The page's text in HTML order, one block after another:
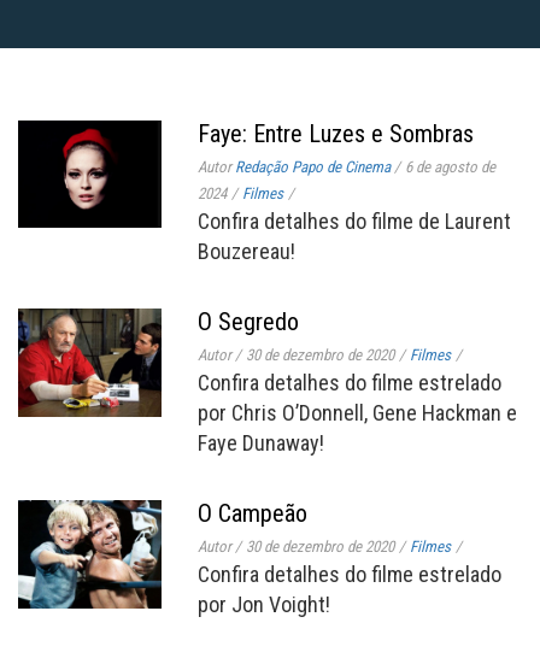
Faye: Entre Luzes e Sombras
AutorRedação Papo de Cinema / 6 de agosto de
2024 / Filmes /
Confira detalhes do filme de Laurent
Bouzereau!
O Segredo
Autor/ 30 de dezembro de 2020 / Filmes /
Confira detalhes do filme estrelado
por Chris O’Donnell, Gene Hackman e
Faye Dunaway!
O Campeão
Autor/ 30 de dezembro de 2020 / Filmes /
Confira detalhes do filme estrelado
por Jon Voight!